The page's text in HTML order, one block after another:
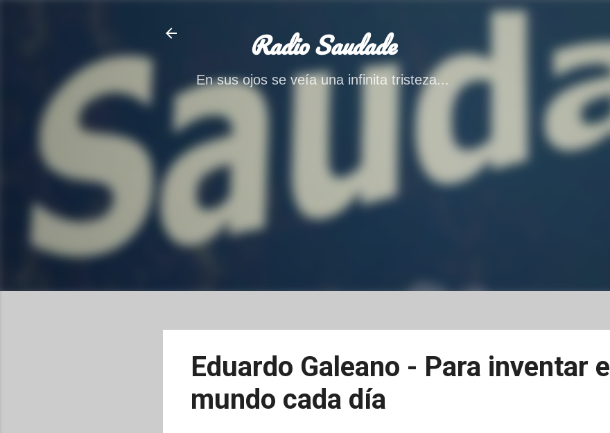
Ir al contenido principal
Radio Saudade
En sus ojos se veía una infinita tristeza...
Eduardo Galeano - Para inventar el
mundo cada día